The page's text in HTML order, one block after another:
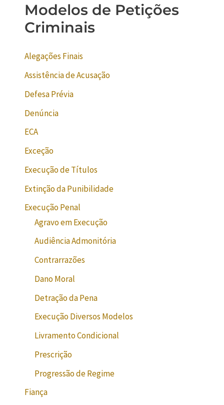
Modelos de Petições
Criminais
Alegações Finais
Assistência de Acusação
Defesa Prévia
Denúncia
ECA
Exceção
Execução de Títulos
Extinção da Punibilidade
Execução Penal
Agravo em Execução
Audiência Admonitória
Contrarrazões
Dano Moral
Detração da Pena
Execução Diversos Modelos
Livramento Condicional
Prescrição
Progressão de Regime
Fiança